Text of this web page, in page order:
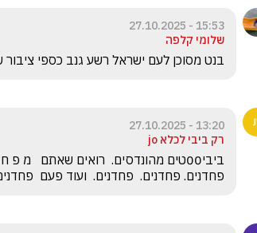
15:53 - 27.10.2025
שלומי קלפה
בנט מסוכן לעם ישראל רשע גנב כספי ציבור
13:20 - 27.10.2025
רק ביבי לכלא jo
פחדנים. פחדנים.  פחדנים.  ועוד פעם